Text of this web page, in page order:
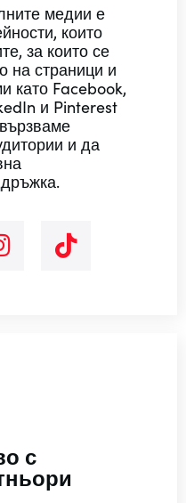
медии е
които
за които се
на страници и
като Facebook,
и Pinterest
и да
с